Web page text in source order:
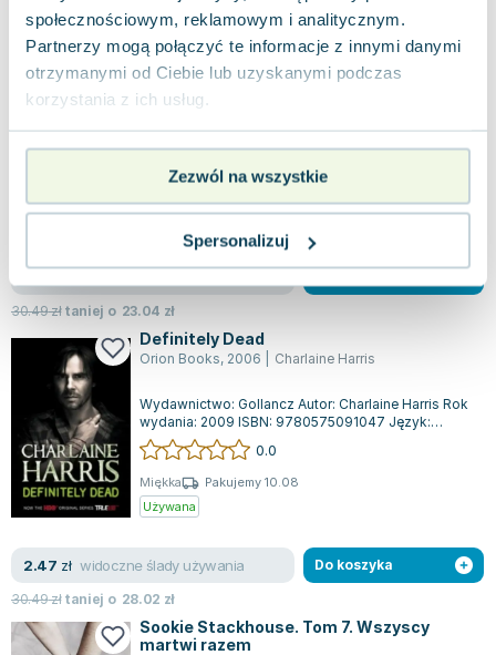
społecznościowym, reklamowym i analitycznym.
Partnerzy mogą połączyć te informacje z innymi danymi
otrzymanymi od Ciebie lub uzyskanymi podczas
korzystania z ich usług.
Zezwól na wszystkie
Spersonalizuj
30.49złtaniej o25.49zł
Club Dead
Gollancz,2009 | Charlaine Harris
wydania: 2009 ISBN: 9780575089402 Język:
angielski Oprawa: miękka Ilość stron: 2...
Używana
Wyprzedaż
30.49złtaniej o 23.04 zł
Definitely Dead
Orion Books, 2006 Charlaine Harris
Wydawnictwo: Gollancz Autor: Charlaine Harris Rok
wydania: 2009 ISBN: 9780575091047 Język:
angielski Oprawa: miękka Ilość stron: 3...
0.0
Miękka
Pakujemy 10.08
Używana
2.47 zł widoczne ślady używania
30.49złtaniej o 28.02 zł
Do koszyka
Sookie Stackhouse. Tom 7. Wszyscy
martwi razem